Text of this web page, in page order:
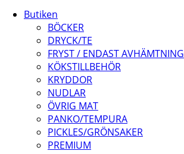
Butiken
BÖCKER
DRYCK/TE
FRYST / ENDAST AVHÄMTNING
KÖKSTILLBEHÖR
KRYDDOR
NUDLAR
ÖVRIG MAT
PANKO/TEMPURA
PICKLES/GRÖNSAKER
PREMIUM